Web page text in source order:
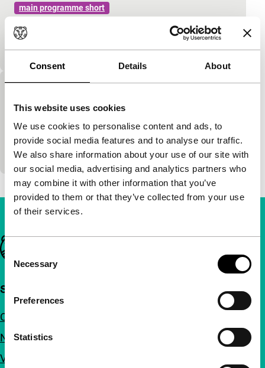
Consent Details About
This website uses cookies
We use cookies to personalise content and ads, to
provide social media features and to analyse our traffic.
We also share information about your use of our site with
our social media, advertising and analytics partners who
may combine it with other information that you’ve
provided to them or that they’ve collected from your use
of their services.
Consent
Selection
Necessary
Preferences
Statistics
main programme short
beklemmende en onthutsende kijk op een typisch
Nederlands fenomeen, de afwerkplek.
main programme short
Minimale miniatuur over het oefenen van een
toneeltekst door een actrice en een regisserende
acteur. De actrice schittert.
Belangrijke links
Snel naar
Over ons
Nieuwsbrieven
Veelgestelde vragen